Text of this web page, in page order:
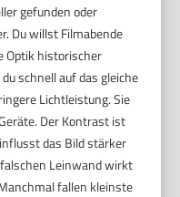
gefunden oder
Du willst Filmabende
Optik historischer
schnell auf das gleiche
Lichtleistung. Sie
Der Kontrast ist
das Bild stärker
Leinwand wirkt
fallen kleinste